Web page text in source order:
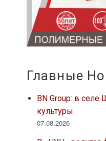
Главные
BN Group: в
культуры
07.08.2026